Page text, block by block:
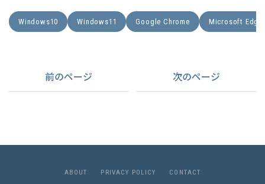
Windows10 Windows11 Google Chrome Microsoft Edge
前のページ 次のページ
AB O UT P RIVACY PO L I CY C O NTACT